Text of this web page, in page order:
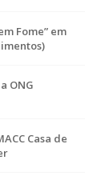
Fome” em
ONG
Casa de